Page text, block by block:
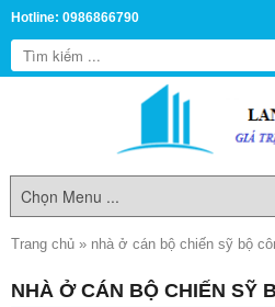
Hotline: 0986866790
Trang chủ » nhà ở cán bộ chiến sỹ bộ
NHÀ Ở CÁN BỘ CHIẾN SỸ